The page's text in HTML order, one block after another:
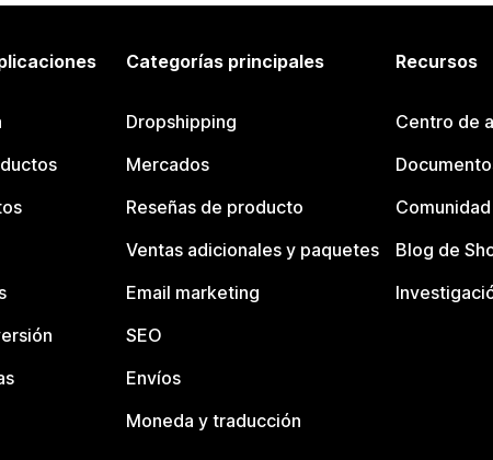
Categorías principales
Dropshipping
Mercados
Reseñas de producto
Ventas adicionales y paquetes
Email marketing
SEO
Envíos
Moneda y traducción
Recursos
Centro de
Blog de